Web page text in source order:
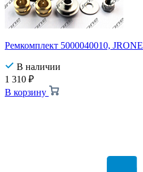
Ремкомплект 5000040010, JRONE
В наличии
1 310 ₽
В корзину